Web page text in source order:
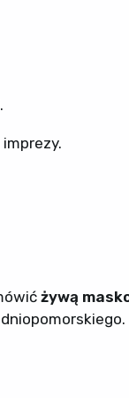
żywą